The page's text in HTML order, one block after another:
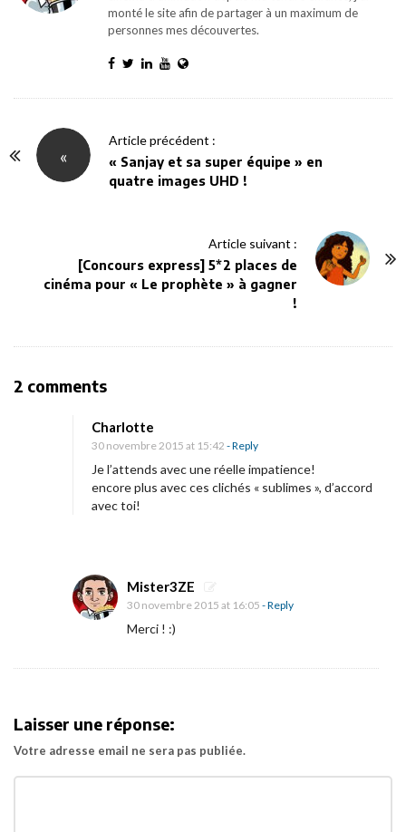
monté le site afin de partager à un maximum de
personnes mes découvertes.
«
Article précédent :
« Sanjay et sa super équipe » en
quatre images UHD !
Article suivant :
[Concours express] 5*2 places de
cinéma pour « Le prophète » à gagner
!
2 commentsO
G
l
e
e
d
l
i
m
Charlotte
30 novembre 2015 at 15:42 - Reply
Je l’attends avec une réelle impatience!
encore plus avec ces clichés « sublimes », d’accord
avec toi!
Mister3ZE
30 novembre 2015 at 16:05 - Reply
Merci ! :)
Laisser une réponse:
Votre adresse email ne sera pas publiée.